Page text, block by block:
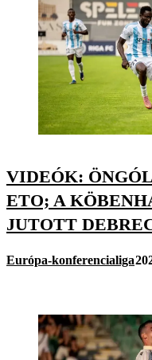
VIDEÓK:
ETO; A
JUTOTT
Európa-konferencialiga